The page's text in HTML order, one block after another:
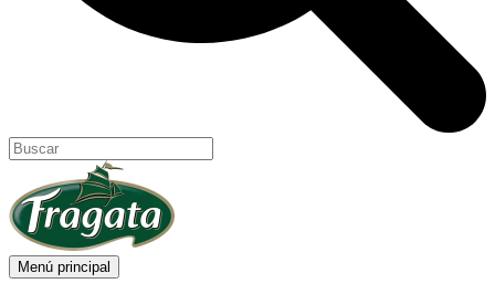
Menú principal